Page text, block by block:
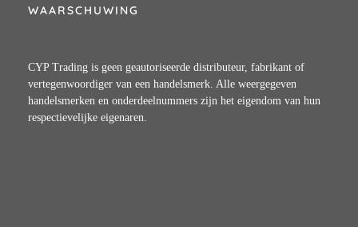
WAARSCHUWING
CYP Trading is geen geautoriseerde distributeur, fabrikant of
vertegenwoordiger van een handelsmerk. Alle weergegeven
handelsmerken en onderdeelnummers zijn het eigendom van hun
respectievelijke eigenaren.